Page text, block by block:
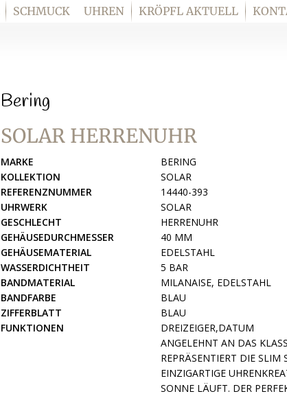
SCHMUCK UHREN KRÖPFL AKTUELL
Bering
SOLAR HERRENUHR
MARKE
BERING
KOLLEKTION
SOLAR
REFERENZNUMMER
14440-393
UHRWERK
SOLAR
GESCHLECHT
HERRENUHR
GEHÄUSEDURCHMESSER
40 MM
GEHÄUSEMATERIAL
EDELSTAHL
WASSERDICHTHEIT
5 BAR
BANDMATERIAL
MILANAISE, EDELSTAHL
BANDFARBE
BLAU
ZIFFERBLATT
BLAU
FUNKTIONEN
DREIZEIGER,DATUM
ANGELEHNT AN DAS
REPRÄSENTIERT DIE SLIM
EINZIGARTIGE
SONNE LÄUFT. DER